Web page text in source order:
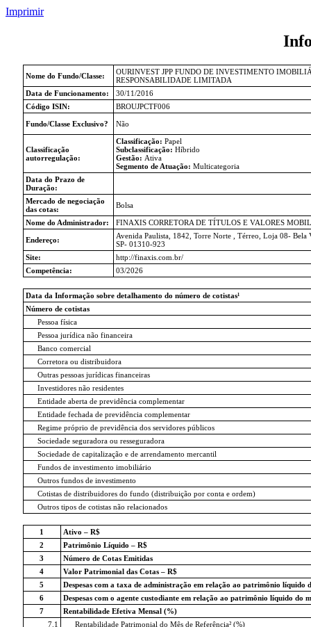
Imprimir
Nome do Fundo/Classe:
OURINVEST JPP FUNDO DE INVESTIMENTO
RESPONSABILIDADE LIMITADA
Data de Funcionamento:
30/11/2016
Código ISIN:
BROUJPCTF006
Fundo/Classe Exclusivo? Não
Classificação
autorregulação:
Classificação: Papel
Subclassificação: Híbrido
Gestão: Ativa
Segmento de Atuação: Multicategoria
Data do Prazo de
Duração:
Mercado de negociação
das cotas:
Bolsa
Nome do Administrador: FINAXIS CORRETORA DE TÍTULOS E VALORES
Endereço:
Avenida Paulista, 1842, Torre Norte , Térreo, Loja 08- Bela
SP- 01310-923
Site:
http://finaxis.com.br/
Competência:
03/2026
Data da Informação sobre detalhamento do número de cotistas¹
Número de cotistas
Pessoa física
Pessoa jurídica não financeira
Banco comercial
Corretora ou distribuidora
Outras pessoas jurídicas financeiras
Investidores não residentes
Entidade aberta de previdência complementar
Entidade fechada de previdência complementar
Regime próprio de previdência dos servidores públicos
Sociedade seguradora ou resseguradora
Sociedade de capitalização e de arrendamento mercantil
Fundos de investimento imobiliário
Outros fundos de investimento
Cotistas de distribuidores do fundo (distribuição por conta e ordem)
Outros tipos de cotistas não relacionados
1
Ativo – R$
2
Patrimônio Líquido – R$
3
Número de Cotas Emitidas
4
Valor Patrimonial das Cotas – R$
5
Despesas com a taxa de administração em relação ao patrimônio líquido
6
Despesas com o agente custodiante em relação ao patrimônio líquido do
7
Rentabilidade Efetiva Mensal (%)
7.1
Rentabilidade Patrimonial do Mês de Referência² (%)